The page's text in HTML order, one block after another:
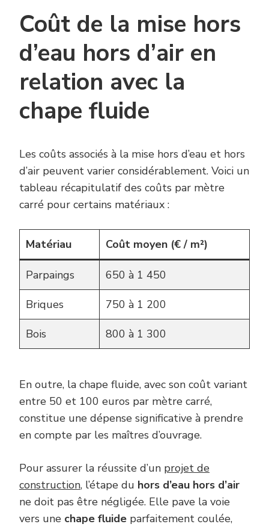
Coût de la mise hors
d’eau hors d’air en
relation avec la
chape fluide
Les coûts associés à la mise hors d’eau et hors
d’air peuvent varier considérablement. Voici un
tableau récapitulatif des coûts par mètre
carré pour certains matériaux :
Matériau Coût moyen (€ / m²)
Parpaings 650 à 1 450
Briques 750 à 1 200
Bois 800 à 1 300
En outre, la chape fluide, avec son coût variant
entre 50 et 100 euros par mètre carré,
constitue une dépense significative à prendre
en compte par les maîtres d’ouvrage.
Pour assurer la réussite d’un projet de
construction, l’étape du hors d’eau hors d’air
ne doit pas être négligée. Elle pave la voie
vers une chape fluide parfaitement coulée,